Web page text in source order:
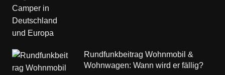
Rundfunkbeitrag Wohnmobil &
Wohnwagen: Wann wird er fällig?